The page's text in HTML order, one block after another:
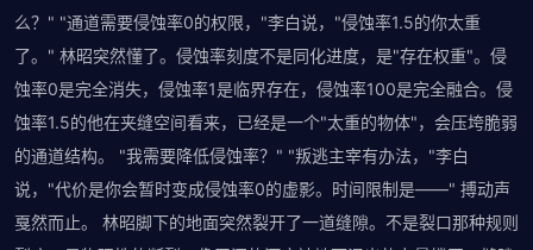
么？" "通道需要侵蚀率0的权限，"李白说，"侵蚀率1.5的你太重
了。" 林昭突然懂了。侵蚀率刻度不是同化进度，是"存在权重"。侵
蚀率0是完全消失，侵蚀率1是临界存在，侵蚀率100是完全融合。侵
蚀率1.5的他在夹缝空间看来，已经是一个"太重的物体"，会压垮脆弱
的通道结构。 "我需要降低侵蚀率？" "叛逃主宰有办法，"李白
说，"代价是你会暂时变成侵蚀率0的虚影。时间限制是——" 搏动声
戛然而止。 林昭脚下的地面突然裂开了一道缝隙。不是裂口那种规则